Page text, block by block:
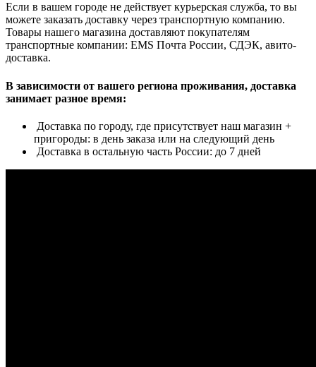
Если в вашем городе не действует курьерская служба, то вы
можете заказать доставку через транспортную компанию.
Товары нашего магазина доставляют покупателям
транспортные компании: EMS Почта России, СДЭК, авито-
доставка.
В зависимости от вашего региона проживания, доставка
занимает разное время:
Доставка по городу, где присутствует наш магазин +
пригороды: в день заказа или на следующий день
Доставка в остальную часть России: до 7 дней